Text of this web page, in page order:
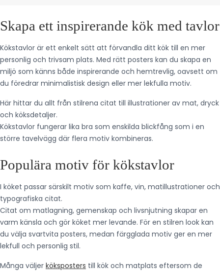
Skapa ett inspirerande kök med tavlor
Kökstavlor är ett enkelt sätt att förvandla ditt kök till en mer
personlig och trivsam plats. Med rätt posters kan du skapa en
miljö som känns både inspirerande och hemtrevlig, oavsett om
du föredrar minimalistisk design eller mer lekfulla motiv.
Här hittar du allt från stilrena citat till illustrationer av mat, dryck
och köksdetaljer.
Kökstavlor fungerar lika bra som enskilda blickfång som i en
större tavelvägg där flera motiv kombineras.
Populära motiv för kökstavlor
I köket passar särskilt motiv som kaffe, vin, matillustrationer och
typografiska citat.
Citat om matlagning, gemenskap och livsnjutning skapar en
varm känsla och gör köket mer levande. För en stilren look kan
du välja svartvita posters, medan färgglada motiv ger en mer
lekfull och personlig stil.
Många väljer köksposters till kök och matplats eftersom de